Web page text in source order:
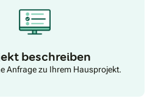
beschreiben
Anfrage zu Ihrem Hausprojekt.